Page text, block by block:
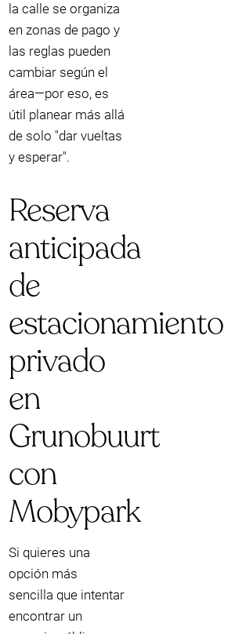
la calle se organiza
en zonas de pago y
las reglas pueden
cambiar según el
área—por eso, es
útil planear más allá
de solo "dar vueltas
y esperar".
Reserva
anticipada
de
estacionamiento
privado
en
Grunobuurt
con
Mobypark
Si quieres una
opción más
sencilla que intentar
encontrar un